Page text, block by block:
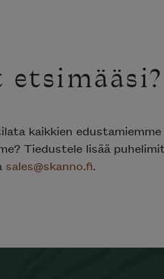
kaikkien edustamiemme
Tiedustele lisää
sales@skanno.fi.